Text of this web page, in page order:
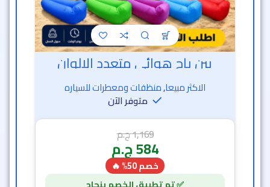
بين باج هوائي متعدد الالوان
الاكثر مبيعا,منظفات ومعطرات للسياره
متوفر الآن
1,169ج.م
584ج.م
خصم 50% 🔥